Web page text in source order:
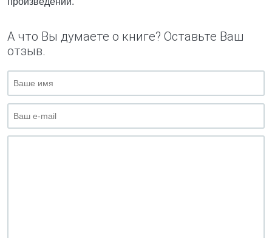
А что Вы думаете о книге? Оставьте Ваш
отзыв.